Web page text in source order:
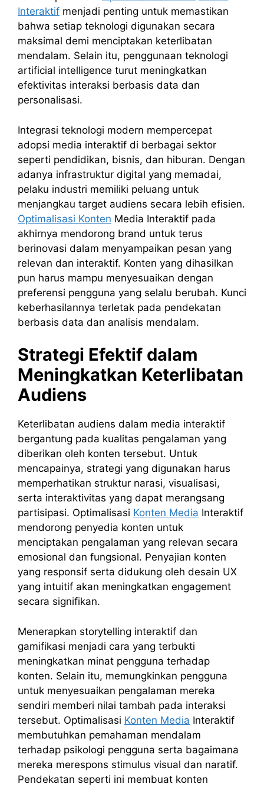
Interaktif menjadi penting untuk memastikan
bahwa setiap teknologi digunakan secara
maksimal demi menciptakan keterlibatan
mendalam. Selain itu, penggunaan teknologi
artificial intelligence turut meningkatkan
efektivitas interaksi berbasis data dan
personalisasi.
Integrasi teknologi modern mempercepat
adopsi media interaktif di berbagai sektor
seperti pendidikan, bisnis, dan hiburan. Dengan
adanya infrastruktur digital yang memadai,
pelaku industri memiliki peluang untuk
menjangkau target audiens secara lebih efisien.
Optimalisasi Konten Media Interaktif pada
akhirnya mendorong brand untuk terus
berinovasi dalam menyampaikan pesan yang
relevan dan interaktif. Konten yang dihasilkan
pun harus mampu menyesuaikan dengan
preferensi pengguna yang selalu berubah. Kunci
keberhasilannya terletak pada pendekatan
berbasis data dan analisis mendalam.
Strategi Efektif dalam
Meningkatkan Keterlibatan
Audiens
Keterlibatan audiens dalam media interaktif
bergantung pada kualitas pengalaman yang
diberikan oleh konten tersebut. Untuk
mencapainya, strategi yang digunakan harus
memperhatikan struktur narasi, visualisasi,
serta interaktivitas yang dapat merangsang
partisipasi. Optimalisasi Konten Media Interaktif
mendorong penyedia konten untuk
menciptakan pengalaman yang relevan secara
emosional dan fungsional. Penyajian konten
yang responsif serta didukung oleh desain UX
yang intuitif akan meningkatkan engagement
secara signifikan.
Menerapkan storytelling interaktif dan
gamifikasi menjadi cara yang terbukti
meningkatkan minat pengguna terhadap
konten. Selain itu, memungkinkan pengguna
untuk menyesuaikan pengalaman mereka
sendiri memberi nilai tambah pada interaksi
tersebut. Optimalisasi Konten Media Interaktif
membutuhkan pemahaman mendalam
terhadap psikologi pengguna serta bagaimana
mereka merespons stimulus visual dan naratif.
Pendekatan seperti ini membuat konten